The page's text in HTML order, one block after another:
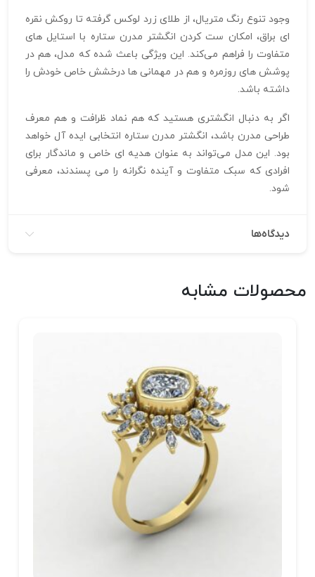
وجود تنوع رنگ متریال، از طلای زرد لوکس گرفته تا روکش نقره‌
ای براق، امکان ست‌ کردن انگشتر مدرن ستاره با استایل‌ های
متفاوت را فراهم می‌کند. این ویژگی باعث شده که مدل، هم در
پوشش‌ های روزمره و هم در مهمانی‌ ها درخشش خاص خودش را
داشته باشد.
اگر به دنبال انگشتری هستید که هم نماد ظرافت و هم معرف
طراحی مدرن باشد، انگشتر مدرن ستاره انتخابی ایده‌ آل خواهد
بود. این مدل می‌تواند به عنوان هدیه‌ ای خاص و ماندگار برای
افرادی که سبک متفاوت و آینده‌ نگرانه را می‌ پسندند، معرفی
شود.
دیدگاه‌ها
محصولات مشابه